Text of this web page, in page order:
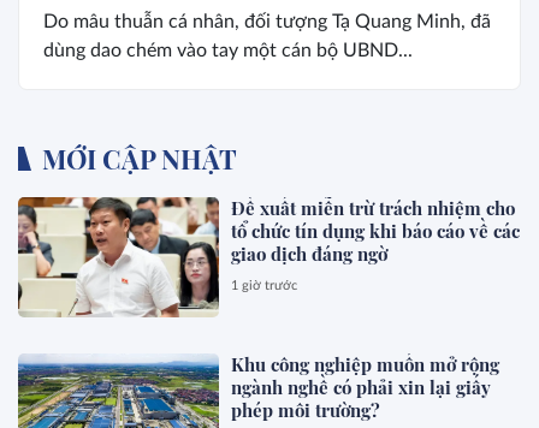
Do mâu thuẫn cá nhân, đối tượng Tạ Quang Minh, đã
dùng dao chém vào tay một cán bộ UBND...
MỚI CẬP NHẬT
Đề xuất miễn trừ trách nhiệm cho
tổ chức tín dụng khi báo cáo về các
giao dịch đáng ngờ
1 giờ trước
Khu công nghiệp muốn mở rộng
ngành nghề có phải xin lại giấy
phép môi trường?